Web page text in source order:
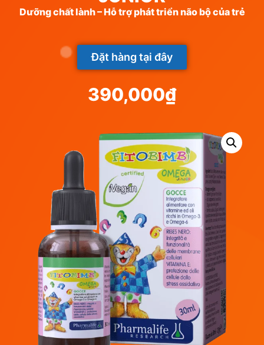
Dưỡng chất lành – Hỗ trợ phát triển não bộ của trẻ
Đặt hàng tại đây
390,000₫